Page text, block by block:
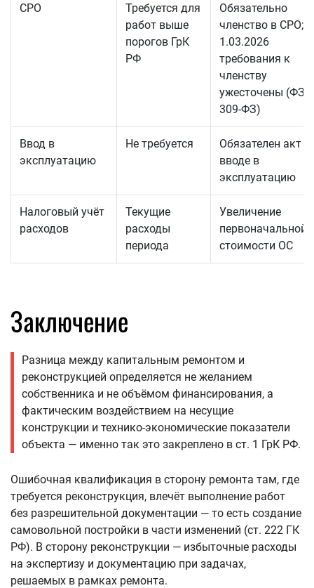
СРО
Требуется для
работ выше
порогов ГрК
РФ
Обязательно
членство в СРО; с
1.03.2026
требования к
членству
ужесточены (ФЗ
309-ФЗ)
Ввод в
эксплуатацию
Не требуется
Обязателен акт о
вводе в
эксплуатацию
Налоговый учёт
расходов
Текущие
расходы
периода
Увеличение
первоначальной
стоимости ОС
Заключение
Разница между капитальным ремонтом и
реконструкцией определяется не желанием
собственника и не объёмом финансирования, а
фактическим воздействием на несущие
конструкции и технико-экономические показатели
объекта — именно так это закреплено в ст. 1 ГрК РФ.
Ошибочная квалификация в сторону ремонта там, где
требуется реконструкция, влечёт выполнение работ
без разрешительной документации — то есть создание
самовольной постройки в части изменений (ст. 222 ГК
РФ). В сторону реконструкции — избыточные расходы
на экспертизу и документацию при задачах,
решаемых в рамках ремонта.